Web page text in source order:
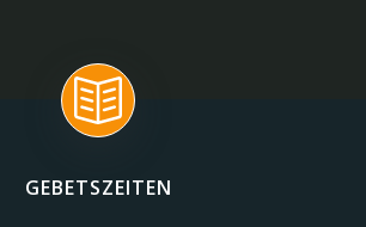
GEBETSZEITEN